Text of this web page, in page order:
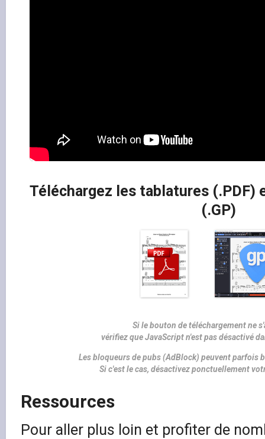
Téléchargez les tablatures
(.GP)
Si le bouton de téléchargement ne
vérifiez que JavaScript n'est pas désactivé
Les bloqueurs de pubs (AdBlock) peuvent parfois
Si c'est le cas, désactivez ponctuellement
Ressources
Pour aller plus loin et profiter de